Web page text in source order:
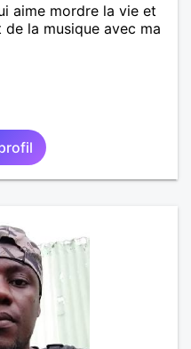
aime mordre la vie et
la musique avec ma